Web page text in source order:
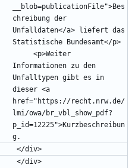
__blob=publicationFile">Bes
chreibung der
Unfalldaten</a> liefert das
Informationen zu den
Unfalltypen gibt es in
dieser <a
href="https://recht.nrw.de/
lmi/owa/br_vbl_show_pdf?
p_id=12225">Kurzbeschreibun